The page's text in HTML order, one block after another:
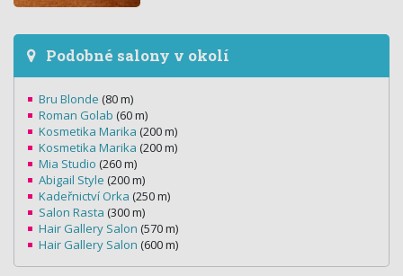
Podobné salony v okolí
Bru Blonde (80 m)
Roman Golab (60 m)
Kosmetika Marika (200 m)
Kosmetika Marika (200 m)
Mia Studio (260 m)
Abigail Style (200 m)
Kadeřnictví Orka (250 m)
Salon Rasta (300 m)
Hair Gallery Salon (570 m)
Hair Gallery Salon (600 m)